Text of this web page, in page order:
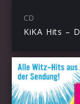
CD